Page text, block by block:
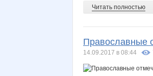
Читать полностью
Православные
14.09.2017 в 08:44